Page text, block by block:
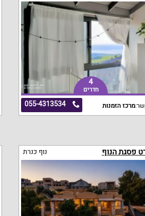
4
חדרים
055-4313534 מרכז הזמנות
פסגת הנוף נוף כנרת